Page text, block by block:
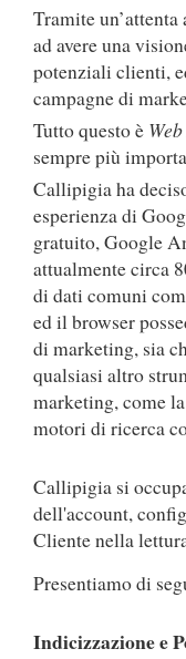
Tramite
ad avere una
potenziali clienti,
campagne di
Tutto questo è
sempre più
Callipigia ha
esperienza di
gratuito, Google
attualmente circa
di dati comuni
ed il browser
di marketing, sia
qualsiasi altro
marketing, come
motori di ricerca
Callipigia si
dell'account,
Cliente nella
Presentiamo di
Indicizzazione e